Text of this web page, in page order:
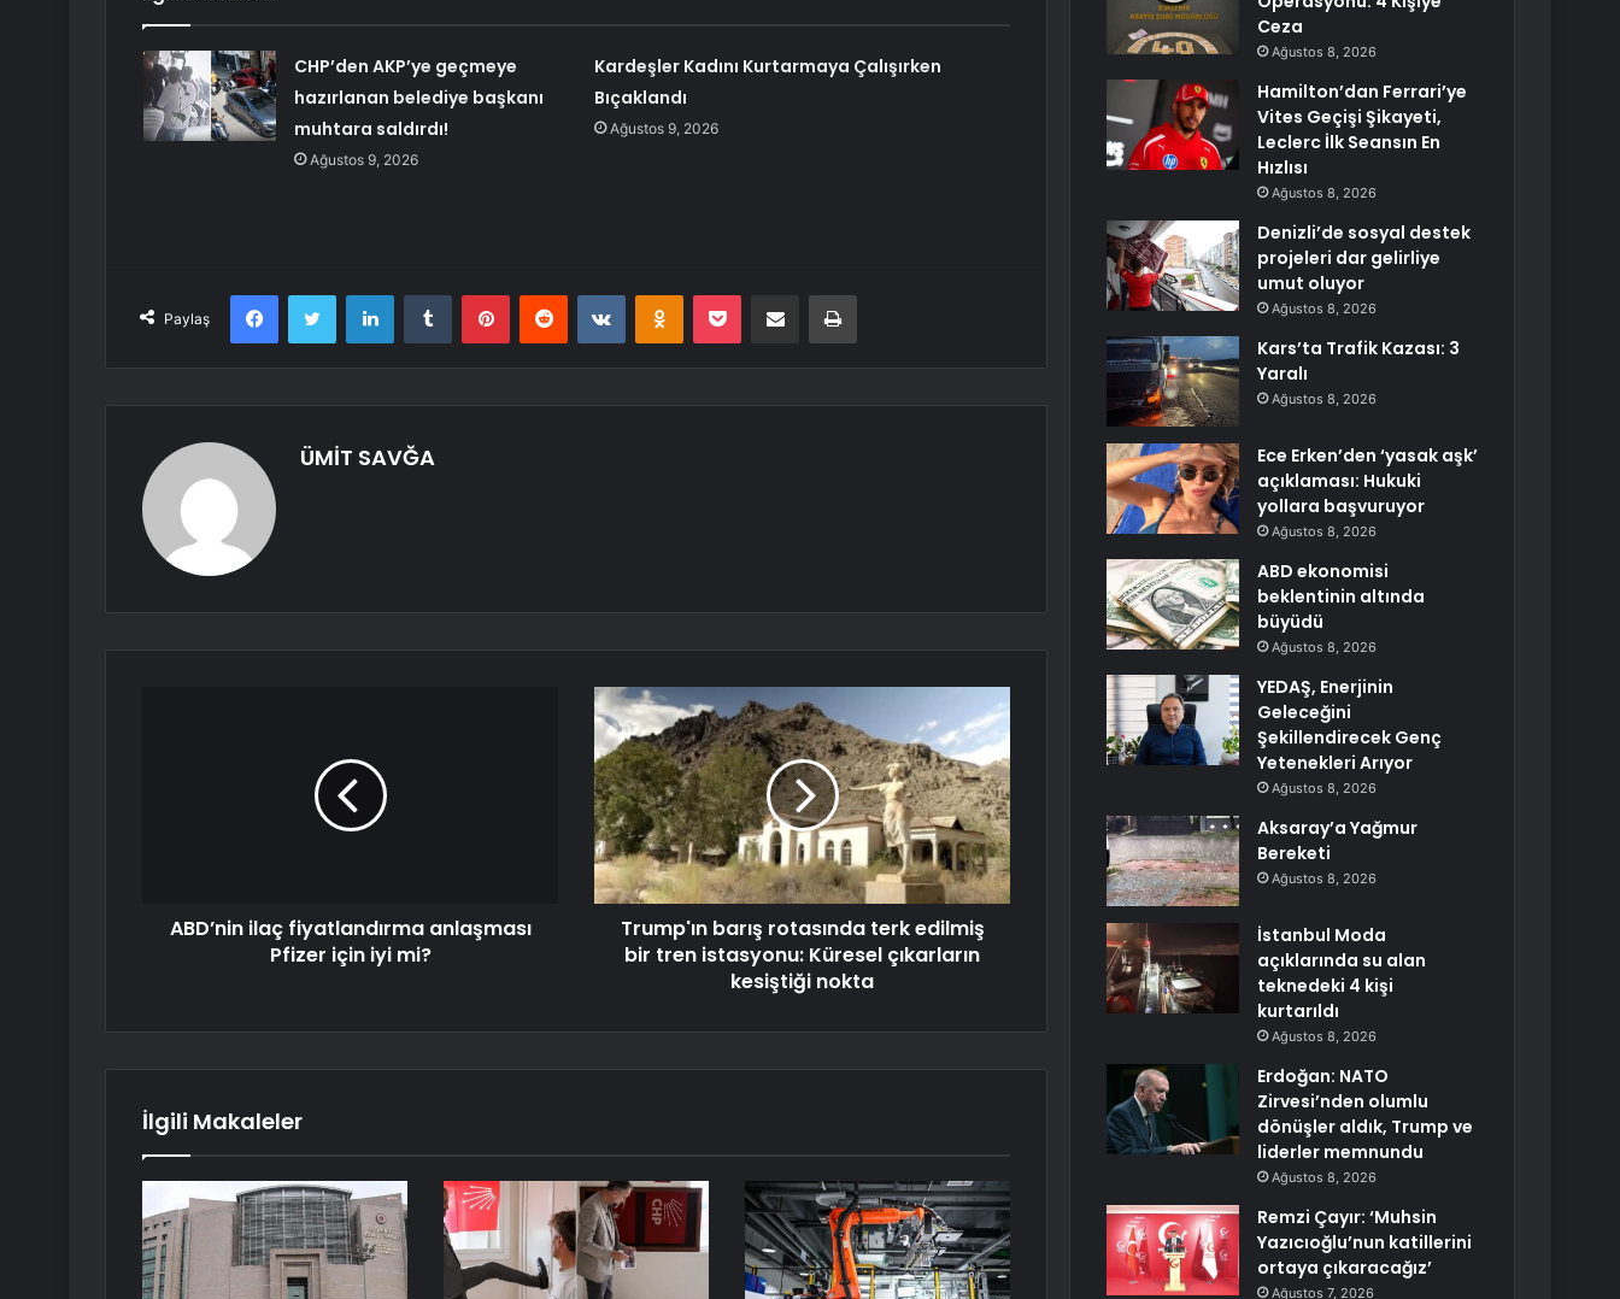
CHP’den AKP’ye geçmeye
hazırlanan belediye başkanı
muhtara saldırdı!
Ağustos 9, 2026
Kardeşler Kadını Kurtarmaya Çalışırken
Bıçaklandı
Ağustos 9, 2026
Paylaş
FacebookTwitter LinkedInTumblr PinterestReddit VKontakteOdnoklassniki
Pocket E-Posta ile paylaş Yazdır
ÜMİT SAVĞA
ABD’nin ilaç fiyatlandırma anlaşması
Pfizer için iyi mi?
Trump'ın barış rotasında terk edilmiş
bir tren istasyonu: Küresel çıkarların
kesiştiği nokta
İlgili Makaleler
Ceza
Ağustos 8, 2026
Hamilton’dan Ferrari’ye
Vites Geçişi Şikayeti,
Leclerc İlk Seansın En
Hızlısı
Ağustos 8, 2026
Denizli’de sosyal destek
projeleri dar gelirliye
umut oluyor
Ağustos 8, 2026
Kars’ta Trafik Kazası: 3
Yaralı
Ağustos 8, 2026
Ece Erken’den ‘yasak aşk’
açıklaması: Hukuki
yollara başvuruyor
Ağustos 8, 2026
ABD ekonomisi
beklentinin altında
büyüdü
Ağustos 8, 2026
YEDAŞ, Enerjinin
Geleceğini
Şekillendirecek Genç
Yetenekleri Arıyor
Ağustos 8, 2026
Aksaray’a Yağmur
Bereketi
Ağustos 8, 2026
İstanbul Moda
açıklarında su alan
teknedeki 4 kişi
kurtarıldı
Ağustos 8, 2026
Erdoğan: NATO
Zirvesi’nden olumlu
dönüşler aldık, Trump ve
liderler memnundu
Ağustos 8, 2026
Remzi Çayır: ‘Muhsin
Yazıcıoğlu’nun katillerini
ortaya çıkaracağız’
Ağustos 7, 2026